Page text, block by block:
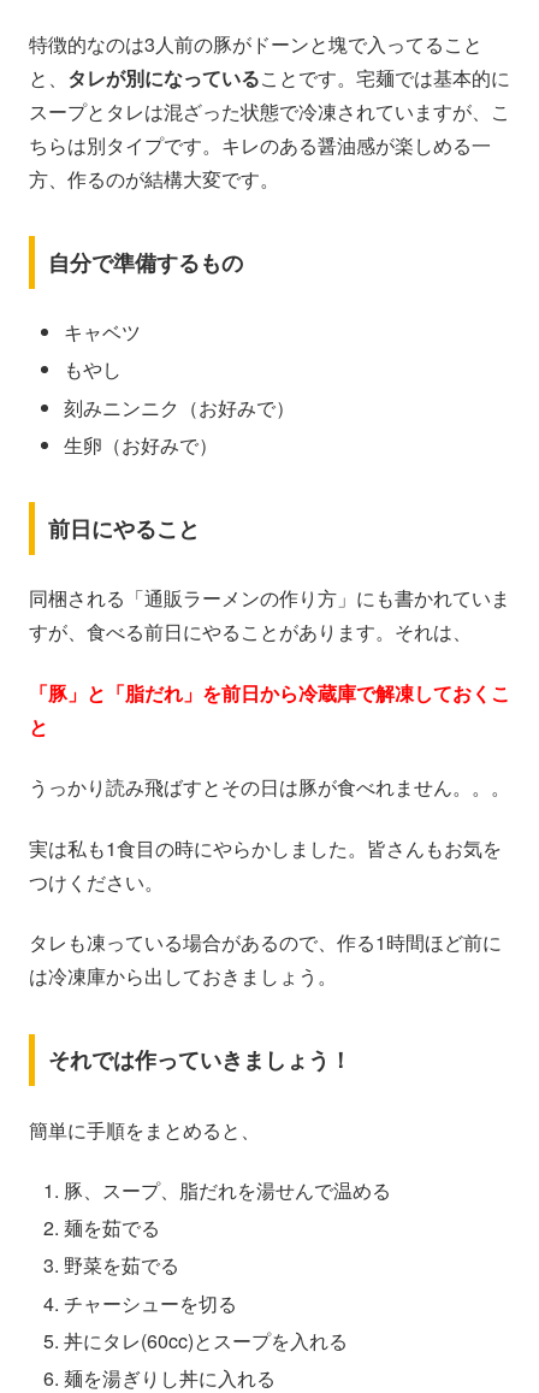
特徴的なのは3人前の豚がドーンと塊で入ってること
と、 タレが別になっていることです。宅麺では基本的に
スープとタレは混ざった状態で冷凍されていますが、こ
ちらは別タイプです。キレのある醤油感が楽しめる一
方、作るのが結構大変です。
自分で準備するもの
キャベツ
もやし
刻みニンニク（お好みで）
生卵（お好みで）
前日にやること
同梱される「通販ラーメンの作り方」にも書かれていま
すが、食べる前日にやることがあります。それは、
「豚」と「脂だれ」を前日から冷蔵庫で解凍しておくこ
と
うっかり読み飛ばすとその日は豚が食べれません。。。
実は私も1食目の時にやらかしました。皆さんもお気を
つけください。
タレも凍っている場合があるので、作る1時間ほど前に
は冷凍庫から出しておきましょう。
それでは作っていきましょう！
簡単に手順をまとめると、
豚、スープ、脂だれを湯せんで温める
麺を茹でる
野菜を茹でる
チャーシューを切る
丼にタレ(60cc)とスープを入れる
麺を湯ぎりし丼に入れる